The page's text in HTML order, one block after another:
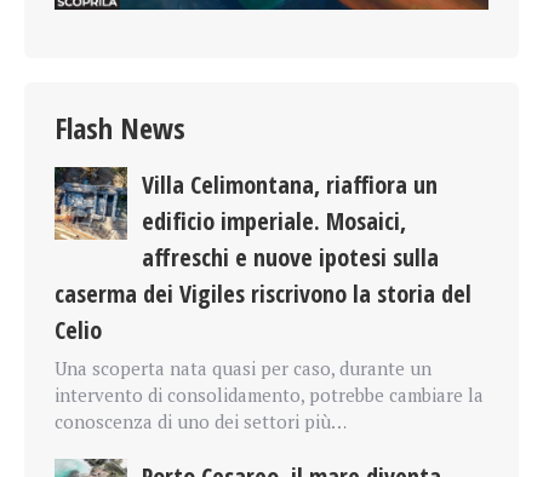
Flash News
Villa Celimontana, riaffiora un
edificio imperiale. Mosaici,
affreschi e nuove ipotesi sulla
caserma dei Vigiles riscrivono la storia del
Celio
Una scoperta nata quasi per caso, durante un
intervento di consolidamento, potrebbe cambiare la
conoscenza di uno dei settori più…